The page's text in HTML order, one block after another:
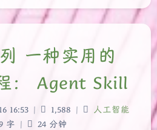
一种实用的
： Agent Skill
16:53 | 1,588 |
人工智能
字 | 24 分钟